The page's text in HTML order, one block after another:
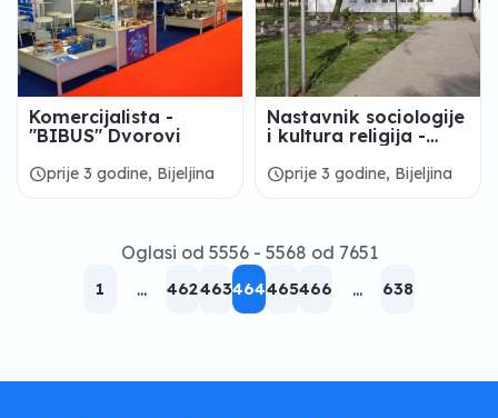
Komercijalista -
"BIBUS" Dvorovi
scheduleprije 3 godine, Bijeljina
Nastavnik sociologije
i kultura religija -
Višnjić“ Bijeljina
scheduleprije 3 godine, Bijeljina
Oglasi od 5556 - 5568 od 7651
1 ... 462463464465466 ... 638